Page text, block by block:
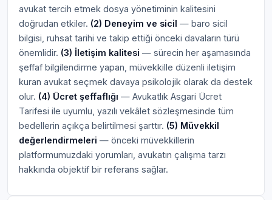
avukat tercih etmek dosya yönetiminin kalitesini
doğrudan etkiler. (2) Deneyim ve sicil — baro sicil
bilgisi, ruhsat tarihi ve takip ettiği önceki davaların türü
önemlidir. (3) İletişim kalitesi — sürecin her aşamasında
şeffaf bilgilendirme yapan, müvekkille düzenli iletişim
kuran avukat seçmek davaya psikolojik olarak da destek
olur. (4) Ücret şeffaflığı — Avukatlık Asgari Ücret
Tarifesi ile uyumlu, yazılı vekâlet sözleşmesinde tüm
bedellerin açıkça belirtilmesi şarttır. (5) Müvekkil
değerlendirmeleri — önceki müvekkillerin
platformumuzdaki yorumları, avukatın çalışma tarzı
hakkında objektif bir referans sağlar.